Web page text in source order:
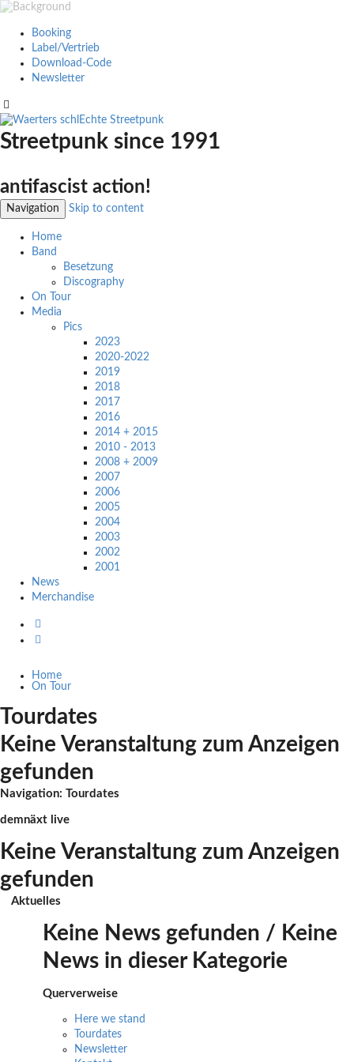
Booking
Label/Vertrieb
Download-Code
Newsletter
Streetpunk since 1991
antifascist action!
Navigation Skip to content
Home
Band
Besetzung
Discography
On Tour
Media
Pics
2023
2020-2022
2019
2018
2017
2016
2014 + 2015
2010 - 2013
2008 + 2009
2007
2006
2005
2004
2003
2002
2001
News
Merchandise
Home
On Tour
Tourdates
Keine Veranstaltung zum Anzeigen
gefunden
Navigation: Tourdates
demnäxt live
Keine Veranstaltung zum Anzeigen
gefunden
Aktuelles
Keine News gefunden / Keine
News in dieser Kategorie
Querverweise
Here we stand
Tourdates
Newsletter